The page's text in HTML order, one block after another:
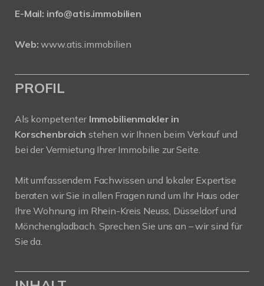
E-Mail: info@atis.immobilien
Web: www.atis.immobilien
PROFIL
Als kompetenter Immobilienmakler in
Korschenbroich stehen wir Ihnen beim Verkauf und
bei der Vermietung Ihrer Immobilie zur Seite.
Mit umfassendem Fachwissen und lokaler Expertise
beraten wir Sie in allen Fragen rund um Ihr Haus oder
Ihre Wohnung im Rhein-Kreis Neuss, Düsseldorf und
Mönchengladbach. Sprechen Sie uns an – wir sind für
Sie da.